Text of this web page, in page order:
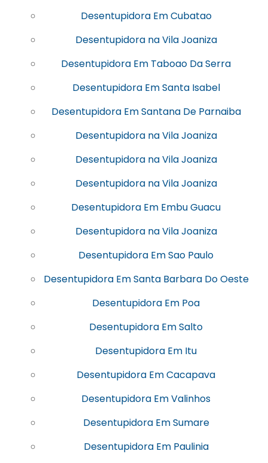
Desentupidora Em Cubatao
Desentupidora na Vila Joaniza
Desentupidora Em Taboao Da Serra
Desentupidora Em Santa Isabel
Desentupidora Em Santana De Parnaiba
Desentupidora na Vila Joaniza
Desentupidora na Vila Joaniza
Desentupidora na Vila Joaniza
Desentupidora Em Embu Guacu
Desentupidora na Vila Joaniza
Desentupidora Em Sao Paulo
Desentupidora Em Santa Barbara Do Oeste
Desentupidora Em Poa
Desentupidora Em Salto
Desentupidora Em Itu
Desentupidora Em Cacapava
Desentupidora Em Valinhos
Desentupidora Em Sumare
Desentupidora Em Paulinia